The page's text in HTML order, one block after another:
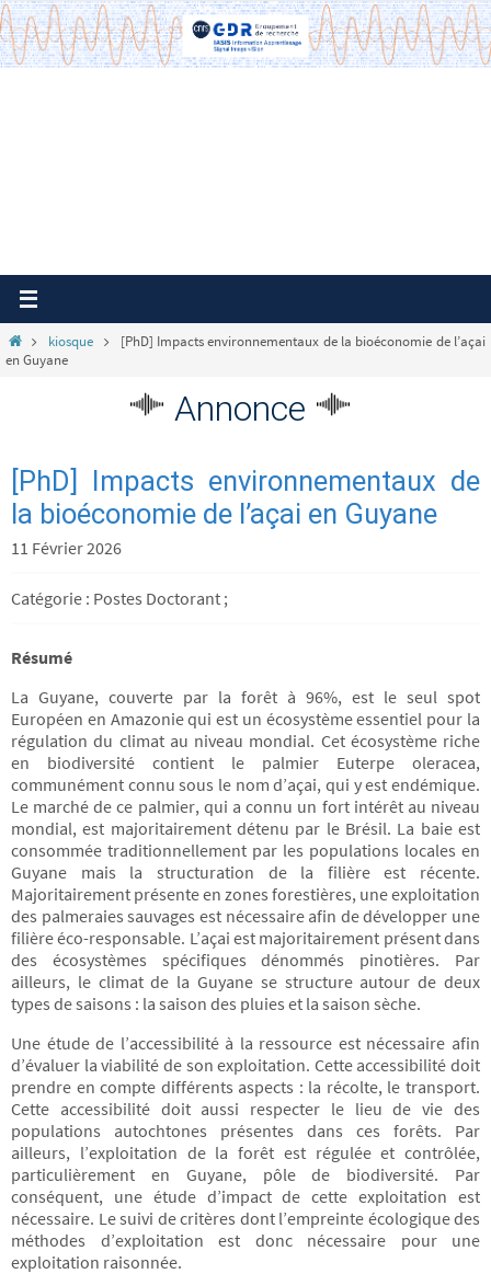
Passer
vers
le
Homekiosque
[PhD] Impacts environnementaux de la bioéconomie de l’açai
en Guyane
Annonce
[PhD] Impacts environnementaux de
la bioéconomie de l’açai en Guyane
11 Février 2026
Catégorie : Postes Doctorant ;
Résumé
La Guyane, couverte par la forêt à 96%, est le seul spot
Européen en Amazonie qui est un écosystème essentiel pour la
régulation du climat au niveau mondial. Cet écosystème riche
en biodiversité contient le palmier Euterpe oleracea,
communément connu sous le nom d’açai, qui y est endémique.
Le marché de ce palmier, qui a connu un fort intérêt au niveau
mondial, est majoritairement détenu par le Brésil. La baie est
consommée traditionnellement par les populations locales en
Guyane mais la structuration de la filière est récente.
Majoritairement présente en zones forestières, une exploitation
des palmeraies sauvages est nécessaire afin de développer une
filière éco-responsable. L’açai est majoritairement présent dans
des écosystèmes spécifiques dénommés pinotières. Par
ailleurs, le climat de la Guyane se structure autour de deux
types de saisons : la saison des pluies et la saison sèche.
Une étude de l’accessibilité à la ressource est nécessaire afin
d’évaluer la viabilité de son exploitation. Cette accessibilité doit
prendre en compte différents aspects : la récolte, le transport.
Cette accessibilité doit aussi respecter le lieu de vie des
populations autochtones présentes dans ces forêts. Par
ailleurs, l’exploitation de la forêt est régulée et contrôlée,
particulièrement en Guyane, pôle de biodiversité. Par
conséquent, une étude d’impact de cette exploitation est
nécessaire. Le suivi de critères dont l’empreinte écologique des
méthodes d’exploitation est donc nécessaire pour une
exploitation raisonnée.